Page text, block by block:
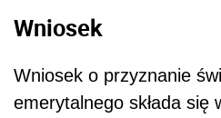
Wniosek
Wniosek o przyznanie
emerytalnego składa się